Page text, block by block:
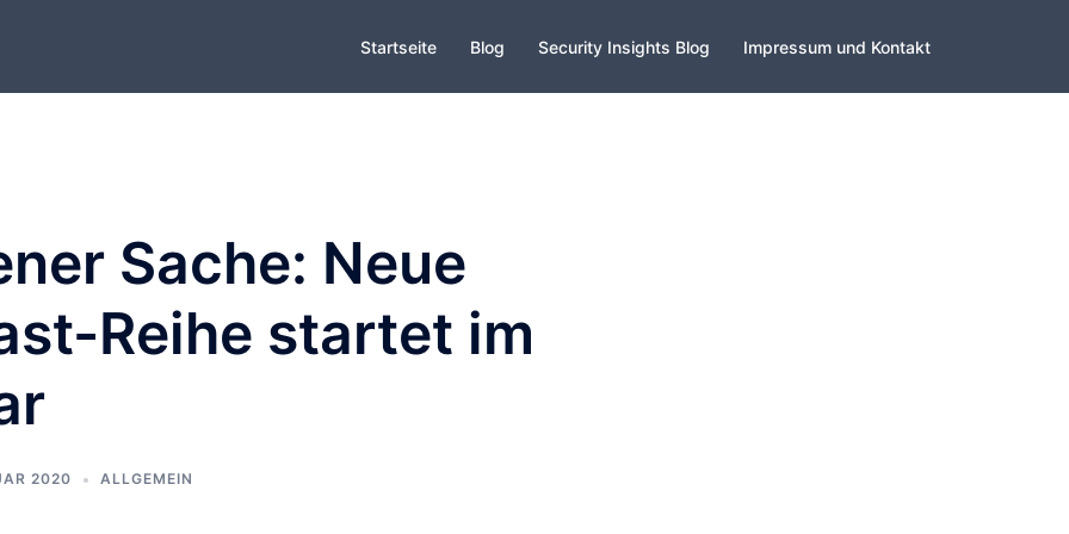
Startseite Blog Security Insights Blog Impressum und Kontakt
Sache: Neue
Reihe startet im
2020 ALLGEMEIN